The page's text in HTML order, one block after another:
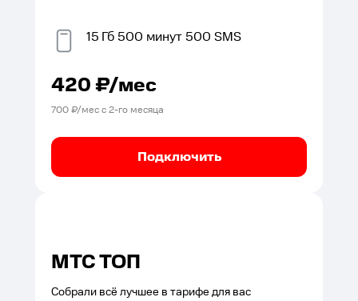
15 Гб500 минут500 SMS
420₽/мес
700₽/мес с2-го месяца
Подключить
МТС ТОП
Собрали всё лучшее в тарифе для вас